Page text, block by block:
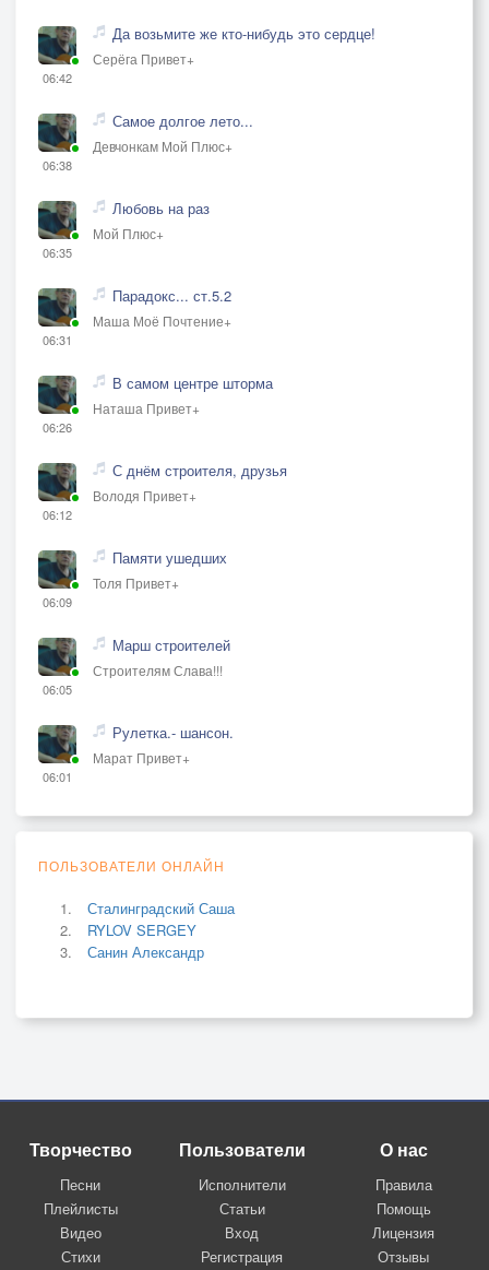
06:42
Да возьмите же кто-нибудь это сердце!
Серёга Привет+
06:38
Самое долгое лето...
Девчонкам Мой Плюс+
06:35
Любовь на раз
Мой Плюс+
06:31
Парадокс... ст.5.2
Маша Моё Почтение+
06:26
В самом центре шторма
Наташа Привет+
06:12
С днём строителя, друзья
Володя Привет+
06:09
Памяти ушедших
Толя Привет+
06:05
Марш строителей
Строителям Слава!!!
06:01
Рулетка.- шансон.
Марат Привет+
ПОЛЬЗОВАТЕЛИ ОНЛАЙН
Сталинградский Саша
RYLOV SERGEY
Санин Александр
Творчество
Песни
Плейлисты
Видео
Стихи
Пользователи
Исполнители
Статьи
Вход
Регистрация
О нас
Правила
Помощь
Лицензия
Отзывы